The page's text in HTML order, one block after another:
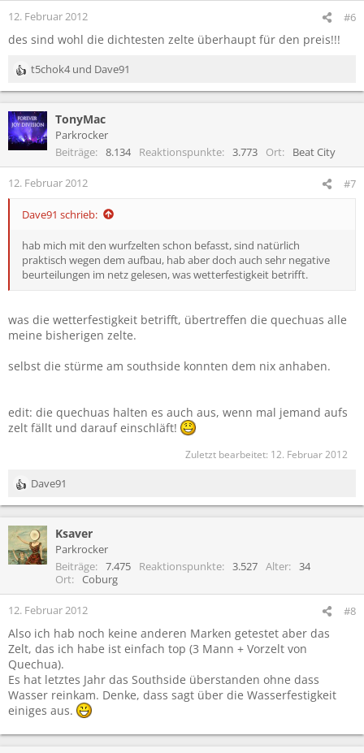
12. Februar 2012 #6
des sind wohl die dichtesten zelte überhaupt für den preis!!!
R
e
k
t
i
n
e
t5chok4und Dave91
TonyMac
Parkrocker
Beiträge
8.134 Reaktionspunkte 3.773 Ort Beat City
12. Februar 2012 #7
Dave91 schrieb:
hab mich mit den wurfzelten schon befasst, sind natürlich
praktisch wegen dem aufbau, hab aber doch auch sehr negative
beurteilungen im netz gelesen, was wetterfestigkeit betrifft.
was die wetterfestigkeit betrifft, übertreffen die quechuas alle
meine bisherigen zelte.
selbst die stürme am southside konnten dem nix anhaben.
edit: die quechuas halten es auch aus, wenn mal jemand aufs
zelt fällt und darauf einschläft!
Zuletzt bearbeitet: 12. Februar 2012
R
e
k
t
i
n
e
:
Dave91
Ksaver
Parkrocker
Beiträge
7.475 Reaktionspunkte 3.527 Alter
34
Ort
Coburg
12. Februar 2012 #8
Also ich hab noch keine anderen Marken getestet aber das
Zelt, das ich habe ist einfach top (3 Mann + Vorzelt von
Quechua).
Es hat letztes Jahr das Southside überstanden ohne dass
Wasser reinkam. Denke, dass sagt über die Wasserfestigkeit
einiges aus.